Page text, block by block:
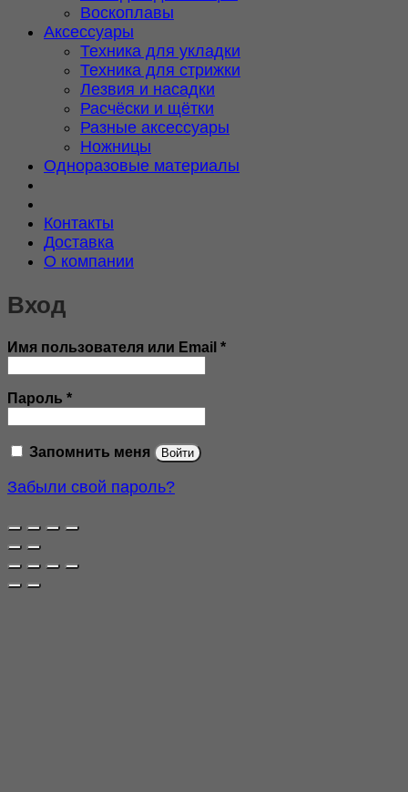
Воскоплавы
Аксессуары
Техника для укладки
Техника для стрижки
Лезвия и насадки
Расчёски и щётки
Разные аксессуары
Ножницы
Одноразовые материалы
Контакты
Доставка
О компании
Вход
Имя пользователя или Email *Обязательно
Пароль *Обязательно
Запомнить меня Войти
Забыли свой пароль?